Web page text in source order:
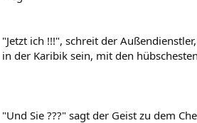
"Jetzt ich !!!", schreit der
in der Karibik sein, mit den
"Und Sie ???" sagt der Geist zu dem